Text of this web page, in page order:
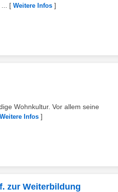
[ Weitere Infos ]
Wohnkultur. Vor allem seine
Weitere Infos ]
zur Weiterbildung